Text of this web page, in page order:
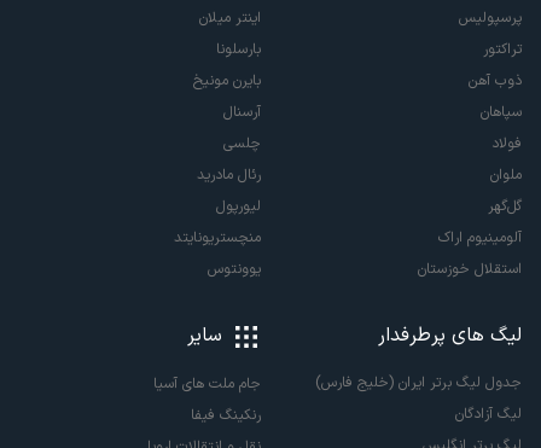
پرسپولیس
تراکتور
ذوب آهن
سپاهان
فولاد
ملوان
گل‌گهر
آلومینیوم اراک
استقلال خوزستان
اینتر میلان
بارسلونا
بایرن مونیخ
آرسنال
چلسی
رئال مادرید
لیورپول
منچستریونایتد
یوونتوس
لیگ های پرطرفدار
جدول لیگ برتر ایران (خلیج فارس)
لیگ آزادگان
سایر
جام ملت های آسیا
رنکینگ فیفا